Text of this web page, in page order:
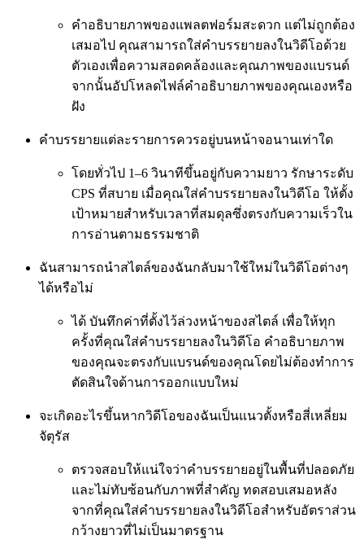
คำอธิบายภาพของแพลตฟอร์มสะดวก แต่ไม่ถูกต้อง
เสมอไป คุณสามารถใส่คำบรรยายลงในวิดีโอด้วย
ตัวเองเพื่อความสอดคล้องและคุณภาพของแบรนด์
จากนั้นอัปโหลดไฟล์คำอธิบายภาพของคุณเองหรือ
ฝัง
คำบรรยายแต่ละรายการควรอยู่บนหน้าจอนานเท่าใด
โดยทั่วไป 1–6 วินาทีขึ้นอยู่กับความยาว รักษาระดับ
CPS ที่สบาย เมื่อคุณใส่คำบรรยายลงในวิดีโอ ให้ตั้ง
เป้าหมายสำหรับเวลาที่สมดุลซึ่งตรงกับความเร็วใน
การอ่านตามธรรมชาติ
ฉันสามารถนำสไตล์ของฉันกลับมาใช้ใหม่ในวิดีโอต่างๆ
ได้หรือไม่
ได้ บันทึกค่าที่ตั้งไว้ล่วงหน้าของสไตล์ เพื่อให้ทุก
ครั้งที่คุณใส่คำบรรยายลงในวิดีโอ คำอธิบายภาพ
ของคุณจะตรงกับแบรนด์ของคุณโดยไม่ต้องทำการ
ตัดสินใจด้านการออกแบบใหม่
จะเกิดอะไรขึ้นหากวิดีโอของฉันเป็นแนวตั้งหรือสี่เหลี่ยม
จัตุรัส
ตรวจสอบให้แน่ใจว่าคำบรรยายอยู่ในพื้นที่ปลอดภัย
และไม่ทับซ้อนกับภาพที่สำคัญ ทดสอบเสมอหลัง
จากที่คุณใส่คำบรรยายลงในวิดีโอสำหรับอัตราส่วน
กว้างยาวที่ไม่เป็นมาตรฐาน